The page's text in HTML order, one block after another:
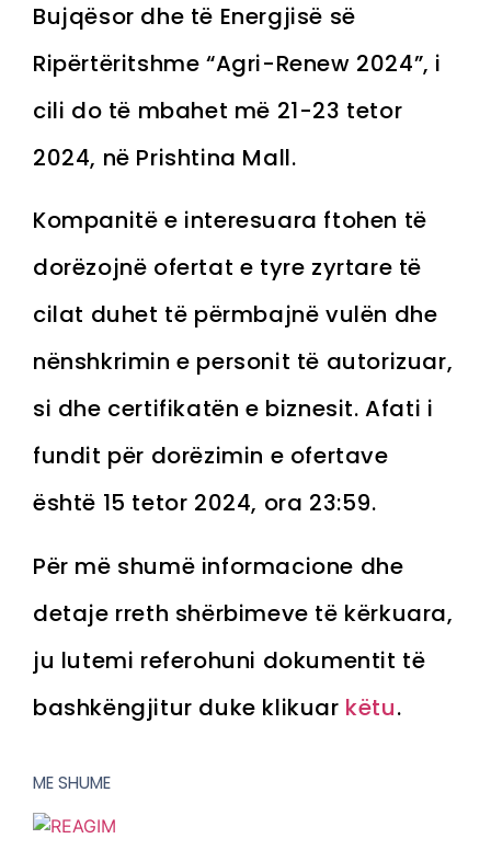
Bujqësor dhe të Energjisë së
Ripërtëritshme “Agri-Renew 2024”, i
cili do të mbahet më 21-23 tetor
2024, në Prishtina Mall.
Kompanitë e interesuara ftohen të
dorëzojnë ofertat e tyre zyrtare të
cilat duhet të përmbajnë vulën dhe
nënshkrimin e personit të autorizuar,
si dhe certifikatën e biznesit. Afati i
fundit për dorëzimin e ofertave
është 15 tetor 2024, ora 23:59.
Për më shumë informacione dhe
detaje rreth shërbimeve të kërkuara,
ju lutemi referohuni dokumentit të
bashkëngjitur duke klikuar këtu.
ME SHUME